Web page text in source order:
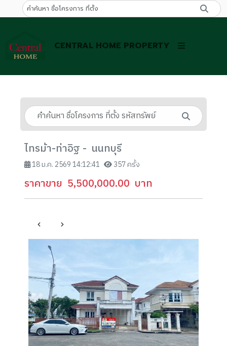
CENTRAL HOME PROPERTY
ไทรม้า-ท่าอิฐ - นนทบุรี
18 ม.ค. 2569 14:12:41 357 ครั้ง
ราคาขาย 5,500,000.00 บาท